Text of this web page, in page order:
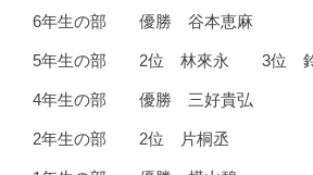
6年生の部 優勝 谷本恵麻
5年生の部 2位 林來永 3位 鈴木
4年生の部 優勝 三好貴弘
2年生の部 2位 片桐丞